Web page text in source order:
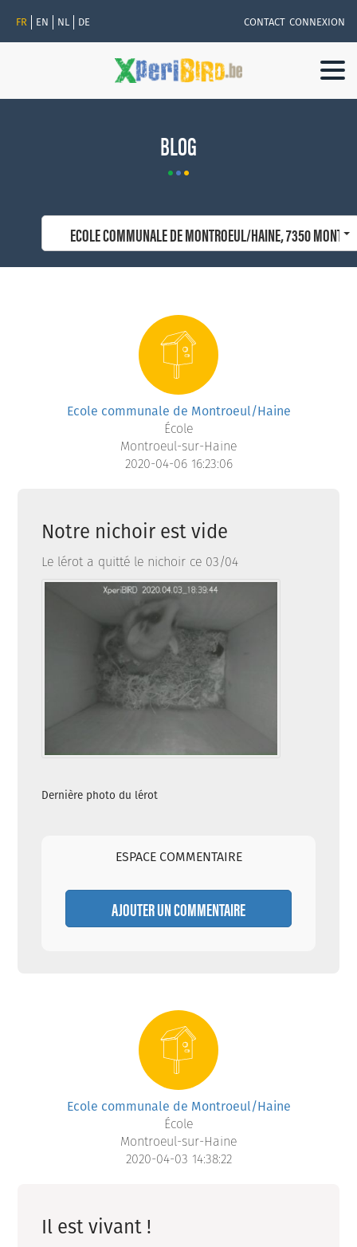
FR EN NL DE CONTACT CONNEXION
BLOG
ECOLE COMMUNALE DE MONTROEUL/HAINE, 7350
Ecole communale de Montroeul/Haine
École
Montroeul-sur-Haine
2020-04-06 16:23:06
Notre nichoir est vide
Le lérot a quitté le nichoir ce 03/04
Dernière photo du lérot
ESPACE COMMENTAIRE
AJOUTER UN COMMENTAIRE
Ecole communale de Montroeul/Haine
École
Montroeul-sur-Haine
2020-04-03 14:38:22
Il est vivant !